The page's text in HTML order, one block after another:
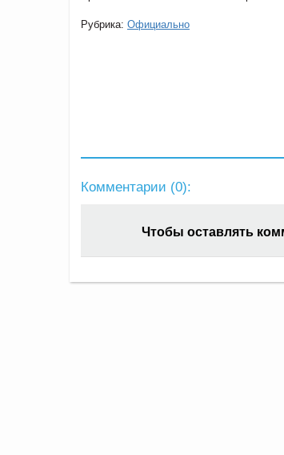
Рубрика: Официально
Комментарии (0):
Чтобы оставлять